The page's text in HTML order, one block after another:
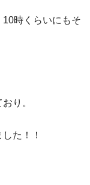
時くらいにもそ
り。
た！！